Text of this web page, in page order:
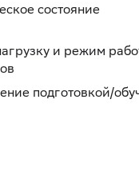
состояние
и режим
подготовкой/